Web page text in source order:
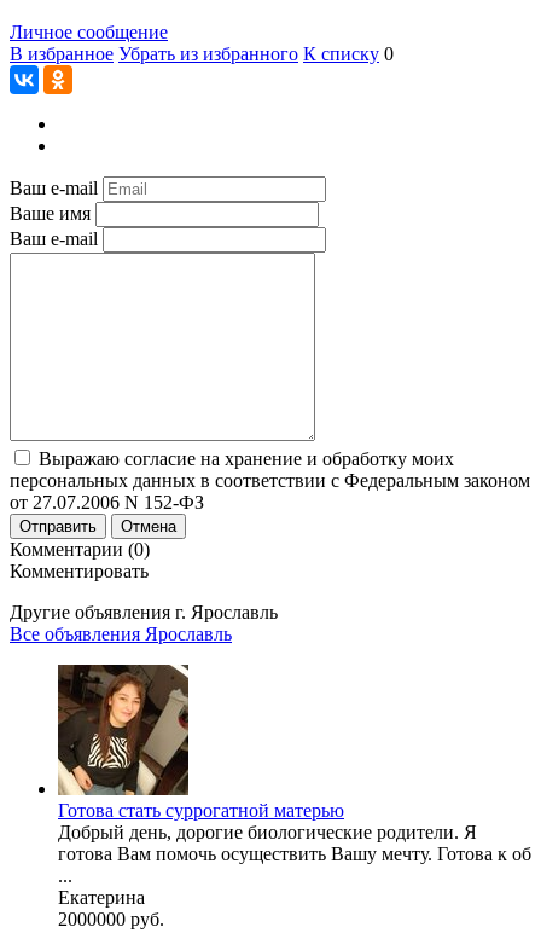
Личное сообщение
В избранное Убрать из избранного К списку 0
Ваш e-mail
Ваше имя
Ваш e-mail
Выражаю согласие на хранение и обработку моих
персональных данных в соответствии с Федеральным законом
от 27.07.2006 N 152-ФЗ
Отправить Отмена
Комментарии (0)
Комментировать
Другие объявления г. Ярославль
Все объявления Ярославль
Готова стать суррогатной матерью
Добрый день, дорогие биологические родители. Я
готова Вам помочь осуществить Вашу мечту. Готова к об
...
Екатерина
2000000 руб.